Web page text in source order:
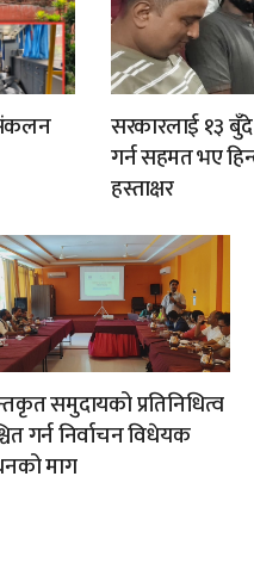
सरकारलाई १३
गर्न सहमत भए
हस्ताक्षर
समुदायको प्रतिनिधित्व
गर्न निर्वाचन विधेयक
माग